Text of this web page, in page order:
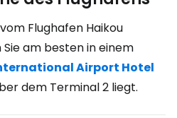
Flughafen Haikou
am besten in einem
Airport Hotel
dem Terminal 2 liegt.